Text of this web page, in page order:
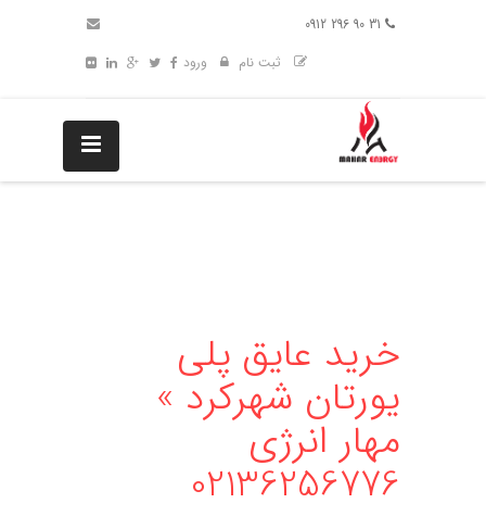
ثبت نام
ورود
خرید عایق پلی
یورتان شهرکرد »
مهار انرژی
02136256776